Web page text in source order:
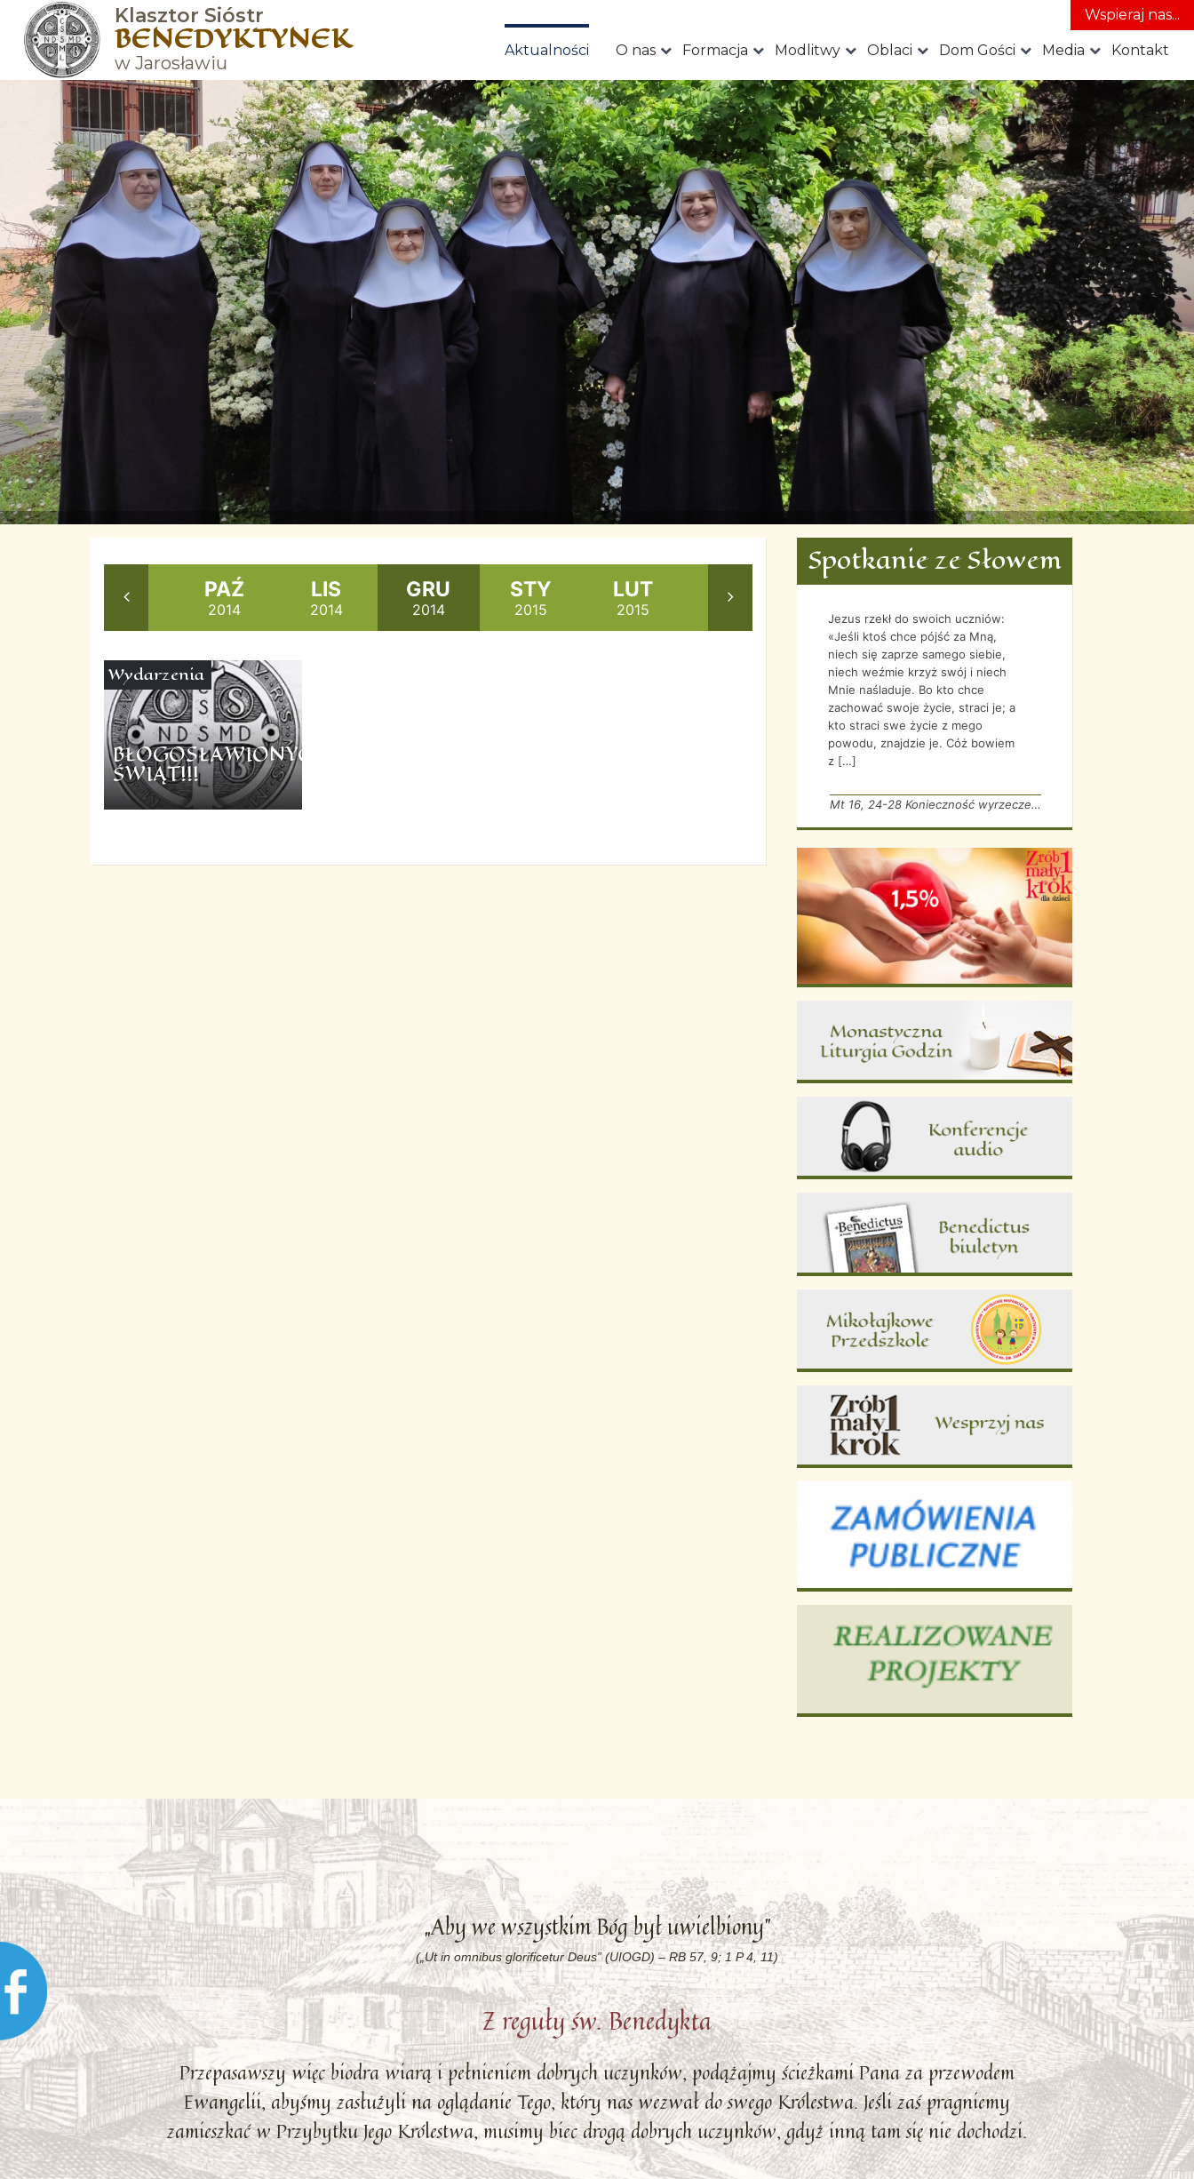
Klasztor Sióstr
BENEDYKTYNEK
w Jarosławiu
Aktualności O nas Formacja Modlitwy Oblaci Dom Gości Media Kontakt
Wspieraj nas...
WRZ PAŹ
2014
LIS
2014
GRU
2014
STY
2015
LUT
2015
MAR KWI
2015
MAJ
2015
CZE
BŁOGOSŁAWIONYCH
ŚWIĄT!!!
Wydarzenia
Spotkanie ze Słowem
Jezus rzekł do swoich uczniów:
«Jeśli ktoś chce pójść za Mną,
niech się zaprze samego siebie,
niech weźmie krzyż swój i niech
Mnie naśladuje. Bo kto chce
zachować swoje życie, straci je; a
kto straci swe życie z mego
powodu, znajdzie je. Cóż bowiem
z […]
Mt 16, 24-28 Konieczność wyrzeczenia
„Aby we wszystkim Bóg był uwielbiony”
(„Ut in omnibus glorificetur Deus” (UIOGD) – RB 57, 9; 1 P 4, 11)
Z reguły św. Benedykta
Przepasawszy więc biodra wiarą i pełnieniem dobrych uczynków, podążajmy ścieżkami Pana za przewodem
Ewangelii, abyśmy zasłużyli na oglądanie Tego, który nas wezwał do swego Królestwa. Jeśli zaś pragniemy
zamieszkać w Przybytku Jego Królestwa, musimy biec drogą dobrych uczynków, gdyż inną tam się nie dochodzi.